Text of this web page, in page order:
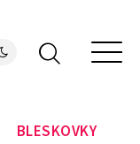
BLESKOVKY